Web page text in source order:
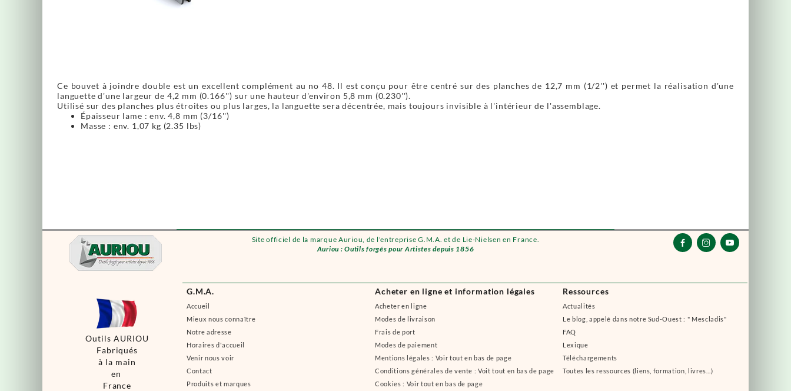
Site officiel de la marque Auriou, de l'entreprise G.M.A. et de Lie-Nielsen en France.
Auriou : Outils forgés pour Artistes depuis 1856
G.M.A.
Accueil
Mieux nous connaître
Notre adresse
Horaires d'accueil
Venir nous voir
Contact
Produits et marques
Acheter en ligne et information légales
Acheter en ligne
Modes de livraison
Frais de port
Modes de paiement
Mentions légales : Voir tout en bas de page
Conditions générales de vente : Voit tout en bas de page
Cookies : Voir tout en bas de page
Ressources
Actualités
Le blog, appelé dans notre Sud-Ouest : " Mescladis"
FAQ
Lexique
Téléchargements
Toutes les ressources (liens, formation, livres...)
  
Outils AURIOU
Fabriqués
à la main
en
France
Ce bouvet à joindre double est un excellent complément au no 48. Il est conçu pour être centré sur des planches de 12,7 mm (1/2'') et permet la réalisation d'une
languette d'une largeur de 4,2 mm (0.166'') sur une hauteur d'environ 5,8 mm (0.230'').
Utilisé sur des planches plus étroites ou plus larges, la languette sera décentrée, mais toujours invisible à l'intérieur de l'assemblage.
Épaisseur lame : env. 4,8 mm (3/16'')
Masse : env. 1,07 kg (2.35 lbs)